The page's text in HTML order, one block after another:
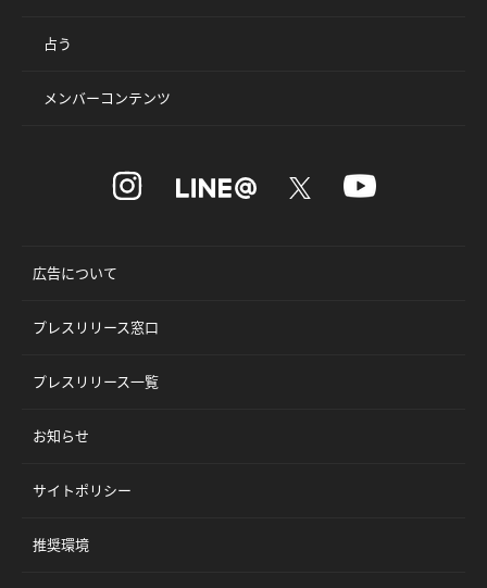
占う
メンバーコンテンツ
広告について
プレスリリース窓口
プレスリリース一覧
お知らせ
サイトポリシー
推奨環境